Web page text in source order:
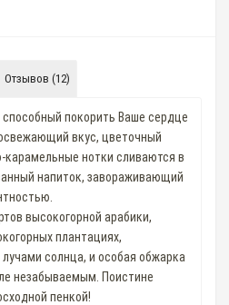
Отзывов (12)
способный покорить Ваше сердце
вкус, цветочный
карамельные нотки сливаются в
напиток, завораживающий
высокогорной арабики,
плантациях,
солнца, и особая обжарка
незабываемым. Поистине
пенкой!